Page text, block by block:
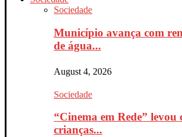
Sociedade
Município avança com
de água...
August 4, 2026
Sociedade
“Cinema em Rede” levou
crianças...